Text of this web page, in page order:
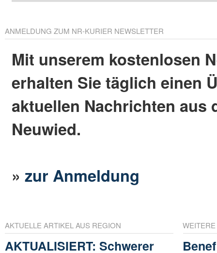
ANMELDUNG ZUM NR-KURIER NEWSLETTER
Mit unserem kostenlosen
erhalten Sie täglich einen
aktuellen Nachrichten aus
Neuwied.
»zur Anmeldung
AKTUELLE ARTIKEL AUS REGION
AKTUALISIERT: Schwerer